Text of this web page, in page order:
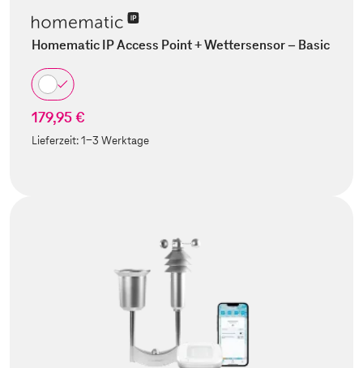
Homematic IP Access Point + Wettersensor – Basic
179,95 €
Lieferzeit:1-3 Werktage